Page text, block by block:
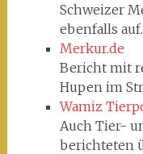
Schweizer
ebenfalls auf.
Merkur.de
Bericht mit
Hupen im
Wamiz
Auch Tier-
berichteten